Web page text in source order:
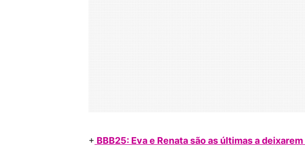
+ BBB25: Eva e Renata são as últimas a